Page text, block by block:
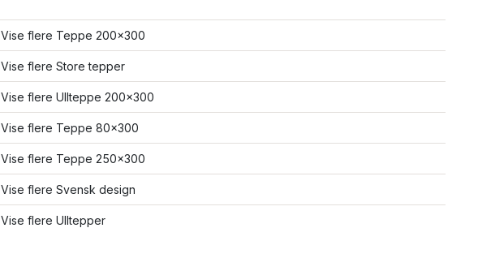
Vise flere Teppe 200x300
Vise flere Store tepper
Vise flere Ullteppe 200x300
Vise flere Teppe 80x300
Vise flere Teppe 250x300
Vise flere Svensk design
Vise flere Ulltepper